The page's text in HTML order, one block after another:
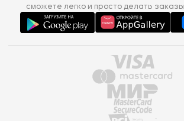
сможете легко и просто делать заказы.